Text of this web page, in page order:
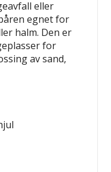
eller
egnet for
halm. Den er
for
av sand,